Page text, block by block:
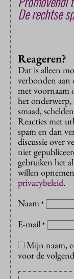
De rechtse
Reageren?
Dat is alleen
verbonden aan
met voornaam
het
smaad,
Reacties met
spam en dan
discussie over
niet
gebruiken het
willen
privacybeleid.
Naam *
E-mail *
Mijn naam,
voor de